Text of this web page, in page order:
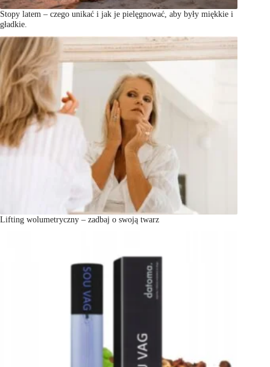
Stopy latem – czego unikać i jak je pielęgnować, aby były miękkie i
gładkie.
Lifting wolumetryczny – zadbaj o swoją twarz